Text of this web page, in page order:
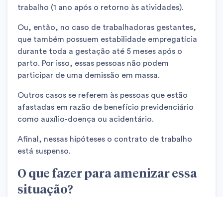
trabalho (1 ano após o retorno às atividades).
Ou, então, no caso de trabalhadoras gestantes,
que também possuem estabilidade empregatícia
durante toda a gestação até 5 meses após o
parto. Por isso, essas pessoas não podem
participar de uma demissão em massa.
Outros casos se referem às pessoas que estão
afastadas em razão de benefício previdenciário
como auxílio-doença ou acidentário.
Afinal, nessas hipóteses o contrato de trabalho
está suspenso.
O que fazer para amenizar essa
situação?